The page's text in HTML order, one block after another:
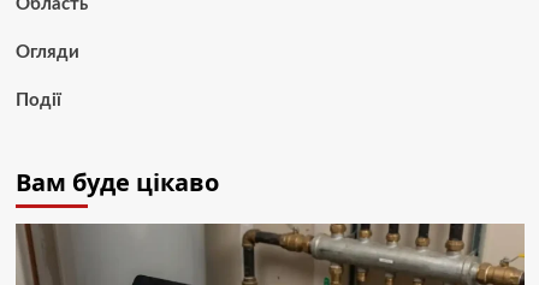
Область
Огляди
Події
Вам буде цікаво